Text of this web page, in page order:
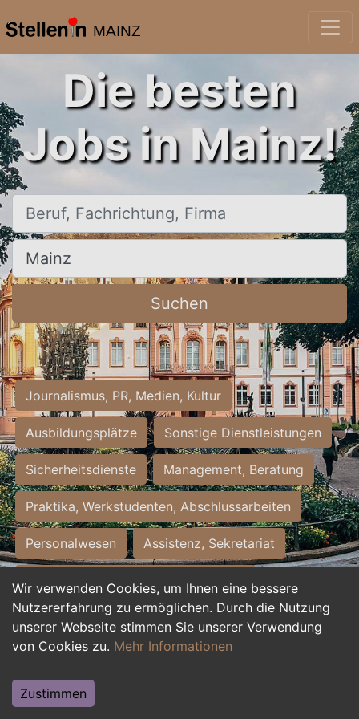
MAINZ
Wir verwenden Cookies, um Ihnen eine bessere
Nutzererfahrung zu ermöglichen. Durch die Nutzung
unserer Webseite stimmen Sie unserer Verwendung
von Cookies zu. Mehr Informationen
Zustimmen
Die besten
Jobs in Mainz!
Beruf, Fachrichtung, Firma
Ort, Stadt
Suchen
Journalismus, PR, Medien, Kultur
Ausbildungsplätze Sonstige Dienstleistungen
Sicherheitsdienste Management, Beratung
Praktika, Werkstudenten, Abschlussarbeiten
Personalwesen Assistenz, Sekretariat
Hilfskräfte, Aushilfs- und Nebenjobs
Einkauf, Logistik, Materialwirtschaft
Weiterbildung, Studium, duale Ausbildung
Tourismus